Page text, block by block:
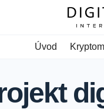
Úvod